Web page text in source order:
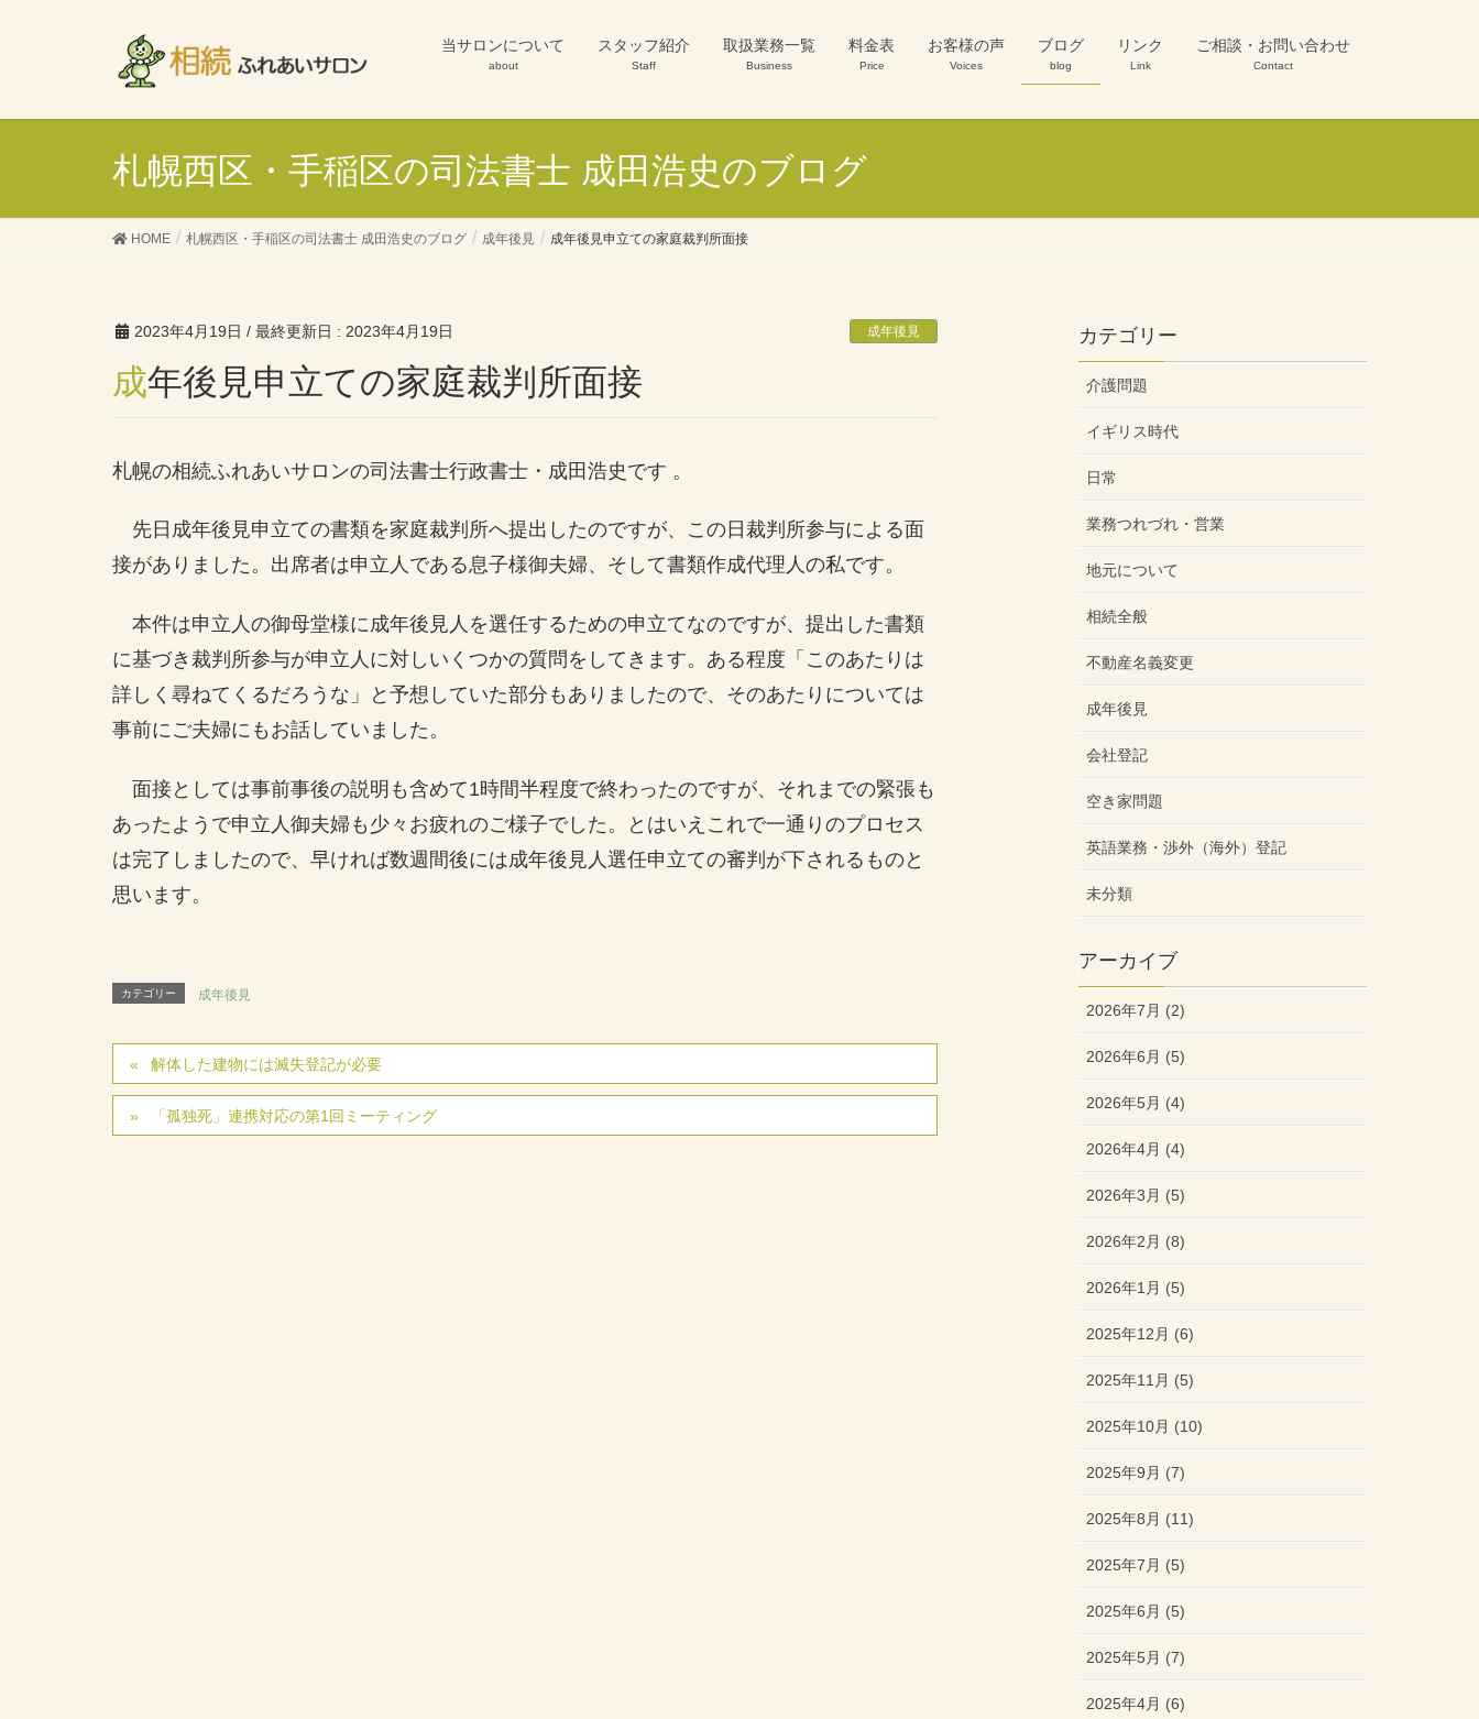
当サロンについて
about
スタッフ紹介
Staff
取扱業務一覧
Business
料金表
Price
お客様の声
Voices
ブログ
blog
リンク
Link
ご相談・お問い合わせ
Contact
札幌西区・手稲区の司法書士 成田浩史のブログ
HOME 札幌西区・手稲区の司法書士 成田浩史のブログ 成年後見 成年後見申立ての家庭裁判所面接
2023年4月19日 / 最終更新日 : 2023年4月19日 成年後見
成年後見申立ての家庭裁判所面接
札幌の相続ふれあいサロンの司法書士行政書士・成田浩史です 。
先日成年後見申立ての書類を家庭裁判所へ提出したのですが、この日裁判所参与による面
接がありました。出席者は申立人である息子様御夫婦、そして書類作成代理人の私です。
本件は申立人の御母堂様に成年後見人を選任するための申立てなのですが、提出した書類
に基づき裁判所参与が申立人に対しいくつかの質問をしてきます。ある程度「このあたりは
詳しく尋ねてくるだろうな」と予想していた部分もありましたので、そのあたりについては
事前にご夫婦にもお話していました。
面接としては事前事後の説明も含めて1時間半程度で終わったのですが、それまでの緊張も
あったようで申立人御夫婦も少々お疲れのご様子でした。とはいえこれで一通りのプロセス
は完了しましたので、早ければ数週間後には成年後見人選任申立ての審判が下されるものと
思います。
カテゴリー 成年後見
解体した建物には滅失登記が必要
「孤独死」連携対応の第1回ミーティング
カテゴリー
介護問題
イギリス時代
日常
業務つれづれ・営業
地元について
相続全般
不動産名義変更
成年後見
会社登記
空き家問題
英語業務・渉外（海外）登記
未分類
アーカイブ
2026年7月 (2)
2026年6月 (5)
2026年5月 (4)
2026年4月 (4)
2026年3月 (5)
2026年2月 (8)
2026年1月 (5)
2025年12月 (6)
2025年11月 (5)
2025年10月 (10)
2025年9月 (7)
2025年8月 (11)
2025年7月 (5)
2025年6月 (5)
2025年5月 (7)
2025年4月 (6)